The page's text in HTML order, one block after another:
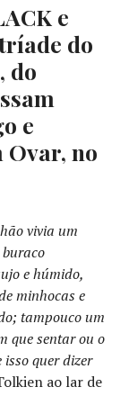
e
do
do
e
Ovar, no
vivia um
e húmido,
minhocas e
tampouco um
que sentar ou o
isso quer dizer
ao lar de